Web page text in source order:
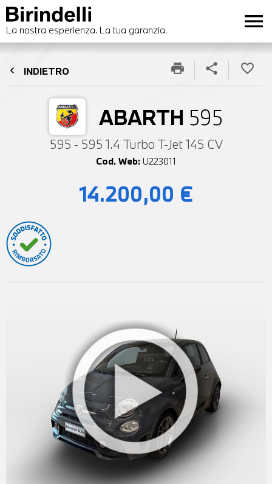
La nostra esperienza. La tua garanzia. menu
chevron_left INDIETRO
ABARTH 595
595 - 595 1.4 Turbo T-Jet 145 CV
Cod. Web: U223011
print share favorite_border
14.200,00 €